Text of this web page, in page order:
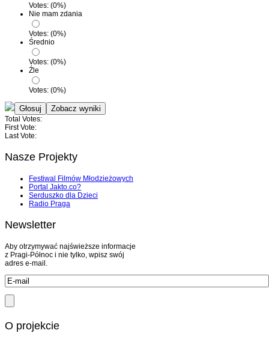
Votes: (0%)
Nie mam zdania
Votes: (0%)
Średnio
Votes: (0%)
Źle
Votes: (0%)
Total Votes:
First Vote:
Last Vote:
Nasze Projekty
Festiwal Filmów Młodzieżowych
Portal Jakto.co?
Serduszko dla Dzieci
Radio Praga
Newsletter
Aby otrzymywać najświeższe informacje
z Pragi-Północ i nie tylko, wpisz swój
adres e-mail.
O projekcie